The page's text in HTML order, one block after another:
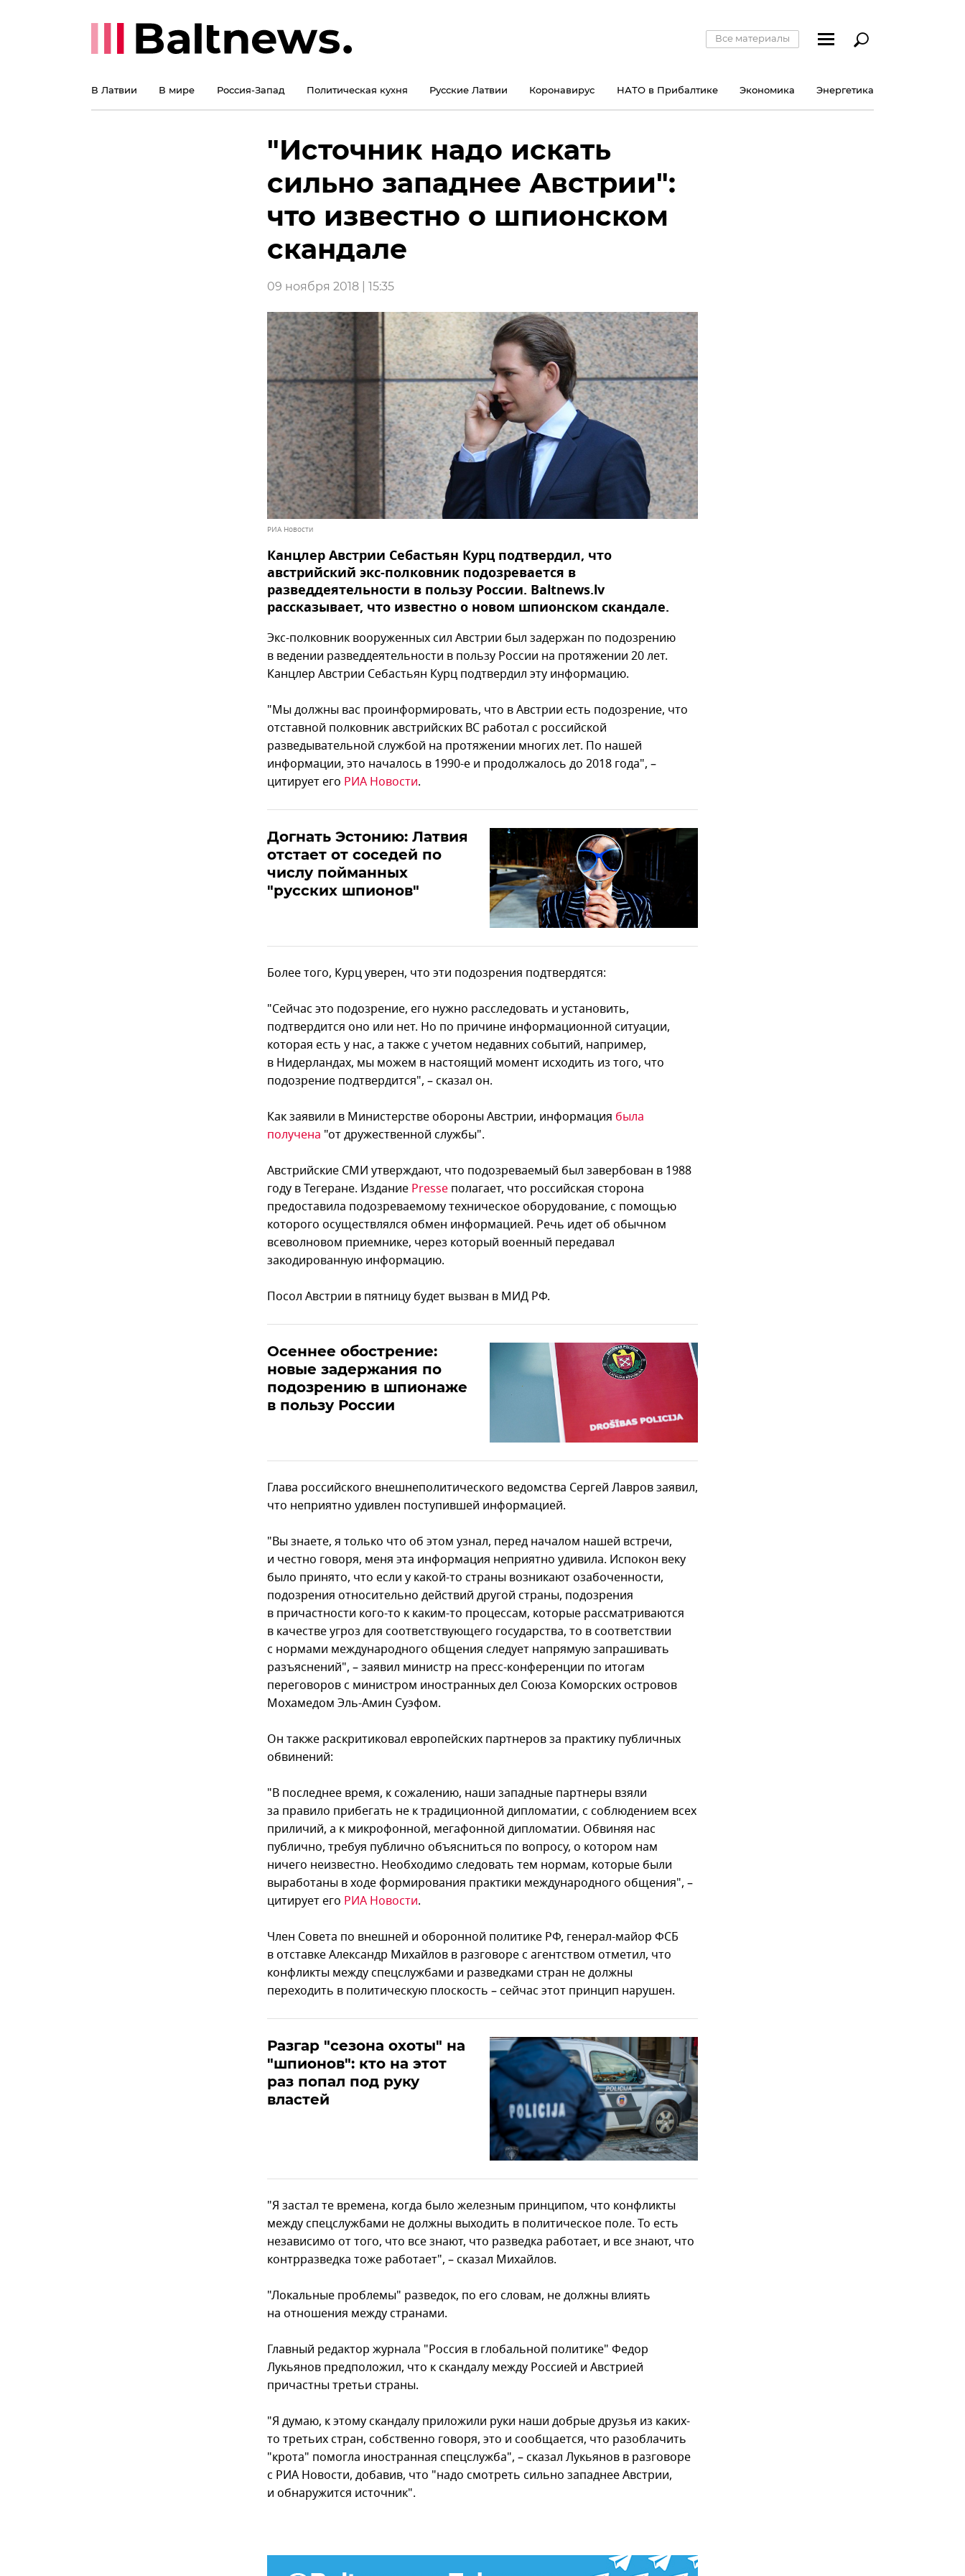
Все материалы
В Латвии В мире Россия-Запад Политическая кухня Русские Латвии Коронавирус НАТО в Прибалтике Экономика Энергетика
"Источник надо искать
сильно западнее Австрии":
что известно о шпионском
скандале
09 ноября 2018 | 15:35
РИА Новости
Канцлер Австрии Себастьян Курц подтвердил, что
австрийский экс-полковник подозревается в
разведдеятельности в пользу России. Baltnews.lv
рассказывает, что известно о новом шпионском скандале.
Экс-полковник вооруженных сил Австрии был задержан по подозрению
в ведении разведдеятельности в пользу России на протяжении 20 лет.
Канцлер Австрии Себастьян Курц подтвердил эту информацию.
"Мы должны вас проинформировать, что в Австрии есть подозрение, что
отставной полковник австрийских ВС работал с российской
разведывательной службой на протяжении многих лет. По нашей
информации, это началось в 1990-е и продолжалось до 2018 года", –
цитирует его РИА Новости.
Догнать Эстонию: Латвия
отстает от соседей по
числу пойманных
"русских шпионов"
Более того, Курц уверен, что эти подозрения подтвердятся:
"Сейчас это подозрение, его нужно расследовать и установить,
подтвердится оно или нет. Но по причине информационной ситуации,
которая есть у нас, а также с учетом недавних событий, например,
в Нидерландах, мы можем в настоящий момент исходить из того, что
подозрение подтвердится", – сказал он.
Как заявили в Министерстве обороны Австрии, информация была
получена "от дружественной службы".
Австрийские СМИ утверждают, что подозреваемый был завербован в 1988
году в Тегеране. Издание Presse полагает, что российская сторона
предоставила подозреваемому техническое оборудование, с помощью
которого осуществлялся обмен информацией. Речь идет об обычном
всеволновом приемнике, через который военный передавал
закодированную информацию.
Посол Австрии в пятницу будет вызван в МИД РФ.
Осеннее обострение:
новые задержания по
подозрению в шпионаже
в пользу России
Глава российского внешнеполитического ведомства Сергей Лавров заявил,
что неприятно удивлен поступившей информацией.
"Вы знаете, я только что об этом узнал, перед началом нашей встречи,
и честно говоря, меня эта информация неприятно удивила. Испокон веку
было принято, что если у какой-то страны возникают озабоченности,
подозрения относительно действий другой страны, подозрения
в причастности кого-то к каким-то процессам, которые рассматриваются
в качестве угроз для соответствующего государства, то в соответствии
с нормами международного общения следует напрямую запрашивать
разъяснений", – заявил министр на пресс-конференции по итогам
переговоров с министром иностранных дел Союза Коморских островов
Мохамедом Эль-Амин Суэфом.
Он также раскритиковал европейских партнеров за практику публичных
обвинений:
"В последнее время, к сожалению, наши западные партнеры взяли
за правило прибегать не к традиционной дипломатии, с соблюдением всех
приличий, а к микрофонной, мегафонной дипломатии. Обвиняя нас
публично, требуя публично объясниться по вопросу, о котором нам
ничего неизвестно. Необходимо следовать тем нормам, которые были
выработаны в ходе формирования практики международного общения", –
цитирует его РИА Новости.
Член Совета по внешней и оборонной политике РФ, генерал-майор ФСБ
в отставке Александр Михайлов в разговоре с агентством отметил, что
конфликты между спецслужбами и разведками стран не должны
переходить в политическую плоскость – сейчас этот принцип нарушен.
Разгар "сезона охоты" на
"шпионов": кто на этот
раз попал под руку
властей
"Я застал те времена, когда было железным принципом, что конфликты
между спецслужбами не должны выходить в политическое поле. То есть
независимо от того, что все знают, что разведка работает, и все знают, что
контрразведка тоже работает", – сказал Михайлов.
"Локальные проблемы" разведок, по его словам, не должны влиять
на отношения между странами.
Главный редактор журнала "Россия в глобальной политике" Федор
Лукьянов предположил, что к скандалу между Россией и Австрией
причастны третьи страны.
"Я думаю, к этому скандалу приложили руки наши добрые друзья из каких-
то третьих стран, собственно говоря, это и сообщается, что разоблачить
"крота" помогла иностранная спецслужба", – сказал Лукьянов в разговоре
с РИА Новости, добавив, что "надо смотреть сильно западнее Австрии,
и обнаружится источник".